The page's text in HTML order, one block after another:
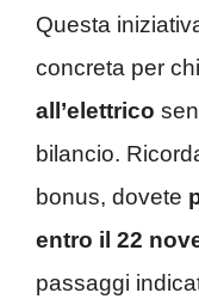
Questa
concreta per
all’elettrico
bilancio.
bonus, dovete
entro il 22
passaggi